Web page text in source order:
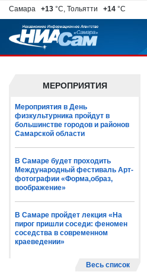
Самара +13 °C, Тольятти +14 °C
МЕРОПРИЯТИЯ
Мероприятия в День
физкультурника пройдут в
большинстве городов и районов
Самарской области
В Самаре будет проходить
Международный фестиваль Арт-
фотографии «Форма,образ,
воображение»
В Самаре пройдет лекция «На
пирог пришли соседи: феномен
соседства в современном
краеведении»
Весь список